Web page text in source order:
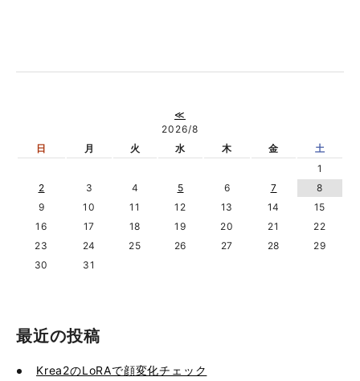
≪
2026/8
日
月 火 水 木 金
土
1
2
3 4 5 6 7
8
9
10 11 12 13 14
15
16
17 18 19 20 21
22
23
24 25 26 27 28
29
30
31
最近の投稿
Krea2のLoRAで顔変化チェック